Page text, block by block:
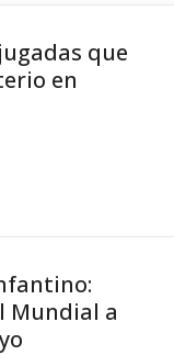
que
en
Mundial a